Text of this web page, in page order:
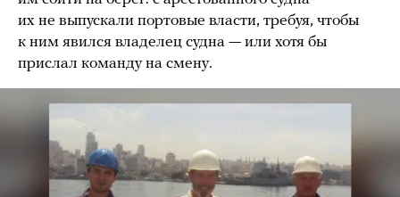
их не выпускали портовые власти, требуя, чтобы
к ним явился владелец судна — или хотя бы
прислал команду на смену.